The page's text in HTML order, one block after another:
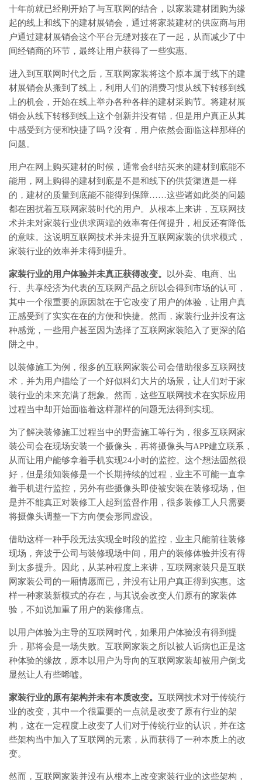
十年前就已经刚开始了与互联网的结合，以家装建材团购为缘
起的线上和线下的建材展销会，通过将家装建材的供应商与用
户通过建材展销会这个平台无缝对接在了一起，从而减少了中
间经销商的环节，最终让用户获得了一些实惠。
进入到互联网时代之后，互联网家装将这个原本属于线下的建
材展销会从搬到了线上，利用人们的消费习惯从线下转移到线
上的机会，开始在线上举办各种各样的建材采购节。将建材展
销会从线下转移到线上这个创新并没有错，但是用户真正从其
中感受到方便和快捷了吗？没有，用户依然会面临这样那样的
问题。
用户在网上购买建材的时候，通常会纠结买来的建材到底能不
能用，网上购得的建材到底是不是和线下的供货渠道是一样
的，建材的质量到底能不能得到保障……这些诸如此类的问题
都在困扰着互联网家装时代的用户。从根本上来讲，互联网技
术并未对家装行业供求两端的效率有任何提升，相反还有降低
的意味。这说明互联网技术并未提升互联网家装的供求模式，
家装行业的效率并未得到提升。
家装行业的用户体验并未真正获得改变。
以外卖、电商、出
行、共享经济为代表的互联网产品之所以会得到市场的认可，
其中一个很重要的原因就在于它改变了用户的体验，让用户真
正感受到了实实在在的方便和快捷。然而，家装行业并没有这
种感觉，一些用户甚至因为选择了互联网家装陷入了更深的陷
阱之中。
以装修施工为例，很多的互联网家装公司会借助很多互联网技
术，并为用户描绘了一个好似科幻大片的场景，让人们对于家
装行业的未来充满了想象。然而，这些互联网技术在实际应用
过程当中却开始面临着这样那样的问题无法得到实现。
为了解决装修施工过程当中的野蛮施工等行为，很多互联网家
装公司会在现场安装一个摄像头，再将摄像头与APP建立联系，
从而让用户能够拿着手机实现24小时的监控。这个想法固然很
好，但是须知装修是一个长期持续的过程，业主不可能一直拿
着手机进行监控，另外有些摄像头即使被安装在装修现场，但
是并不能真正对装修工人起到监督作用，很多装修工人只需要
将摄像头调整一下方向便会形同虚设。
借助这样一种手段无法实现全时段的监控，业主只能前往装修
现场，奔波于公司与装修现场中间，用户的装修体验并没有得
到太多提升。因此，从某种程度上来讲，互联网家装只是互联
网家装公司的一厢情愿而已，并没有让用户真正得到实惠。这
样一种家装新模式的存在，与其说会改变人们原有的家装体
验，不如说加重了用户的装修痛点。
以用户体验为主导的互联网时代，如果用户体验没有得到提
升，那将会是一场失败。互联网家装之所以被人诟病也正是这
种体验的缘故，原本以用户为导向的互联网家装却被用户倒戈
显然让人有些唏嘘。
家装行业的原有架构并未有本质改变。 互联网技术对于传统行
业的改变，其中一个很重要的一点就是改变了原有行业的架
构，这在一定程度上改变了人们对于传统行业的认识，并在这
些架构当中加入了互联网的元素，从而获得了一种本质上的改
变。
然而，互联网家装并没有从根本上改变家装行业的这些架构，